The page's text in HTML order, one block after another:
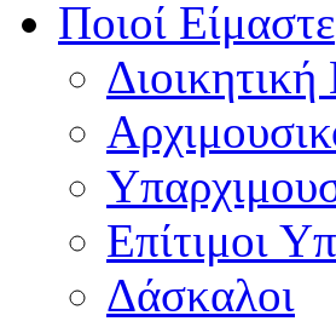
Ποιοί Είμαστε
Επίτιμοι
Δάσκαλοι